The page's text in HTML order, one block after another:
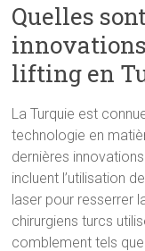
Quelles
lifting en
La Turquie est
technologie en
dernières
incluent l’utilisation
laser pour resserrer
chirurgiens turcs
comblement tels